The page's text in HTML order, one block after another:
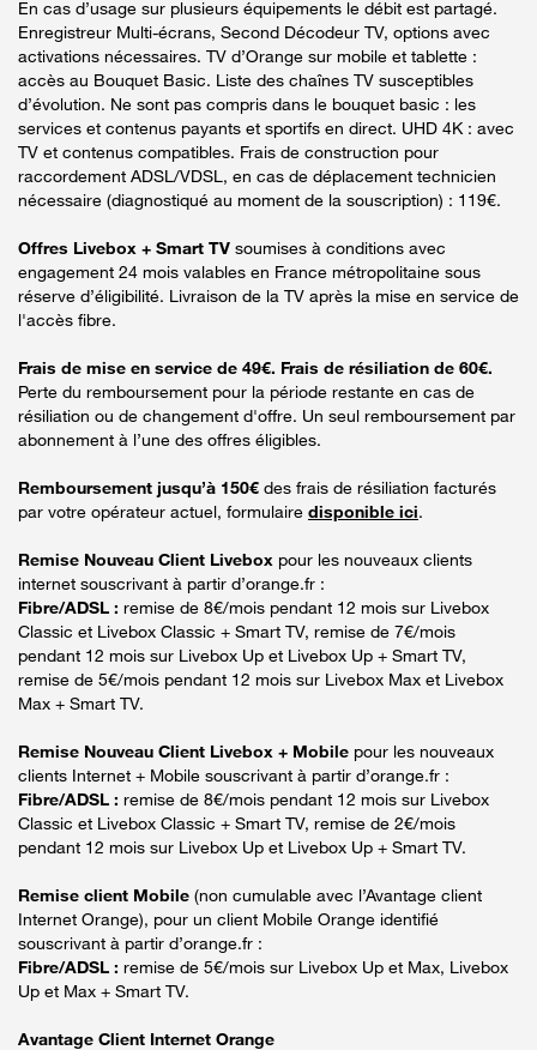
En cas d’usage sur plusieurs équipements le débit est partagé.
Enregistreur Multi-écrans, Second Décodeur TV, options avec
activations nécessaires. TV d’Orange sur mobile et tablette :
accès au Bouquet Basic. Liste des chaînes TV susceptibles
d’évolution. Ne sont pas compris dans le bouquet basic : les
services et contenus payants et sportifs en direct. UHD 4K : avec
TV et contenus compatibles. Frais de construction pour
raccordement ADSL/VDSL, en cas de déplacement technicien
nécessaire (diagnostiqué au moment de la souscription) : 119€.
Offres Livebox + Smart TV soumises à conditions avec
engagement 24 mois valables en France métropolitaine sous
réserve d’éligibilité. Livraison de la TV après la mise en service de
l'accès fibre.
Frais de mise en service de 49€. Frais de résiliation de 60€.
Perte du remboursement pour la période restante en cas de
résiliation ou de changement d'offre. Un seul remboursement par
abonnement à l’une des offres éligibles.
Remboursement jusqu’à 150€ des frais de résiliation facturés
par votre opérateur actuel, formulaire disponible ici.
Remise Nouveau Client Livebox pour les nouveaux clients
internet souscrivant à partir d’orange.fr :
Fibre/ADSL : remise de 8€/mois pendant 12 mois sur Livebox
Classic et Livebox Classic + Smart TV, remise de 7€/mois
pendant 12 mois sur Livebox Up et Livebox Up + Smart TV,
remise de 5€/mois pendant 12 mois sur Livebox Max et Livebox
Max + Smart TV.
Remise Nouveau Client Livebox + Mobile pour les nouveaux
clients Internet + Mobile souscrivant à partir d’orange.fr :
Fibre/ADSL : remise de 8€/mois pendant 12 mois sur Livebox
Classic et Livebox Classic + Smart TV, remise de 2€/mois
pendant 12 mois sur Livebox Up et Livebox Up + Smart TV.
Remise client Mobile (non cumulable avec l’Avantage client
Internet Orange), pour un client Mobile Orange identifié
souscrivant à partir d’orange.fr :
Fibre/ADSL : remise de 5€/mois sur Livebox Up et Max, Livebox
Up et Max + Smart TV.
Avantage Client Internet Orange